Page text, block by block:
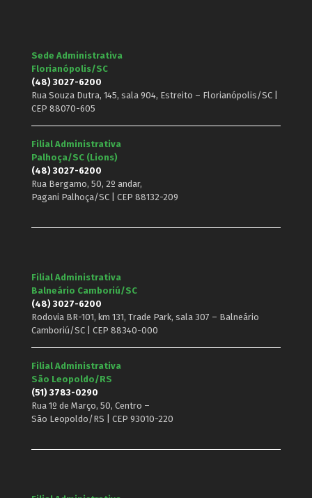
Sede Administrativa
Florianópolis/SC
(48) 3027-6200
Rua Souza Dutra, 145, sala 904, Estreito – Florianópolis/SC |
CEP 88070-605
Filial Administrativa
Palhoça/SC (Lions)
(48) 3027-6200
Rua Bergamo, 50, 2º andar,
Pagani Palhoça/SC | CEP 88132-209
Filial Administrativa
Balneário Camboriú/SC
(48) 3027-6200
Rodovia BR-101, km 131, Trade Park, sala 307 – Balneário
Camboriú/SC | CEP 88340-000
Filial Administrativa
São Leopoldo/RS
(51) 3783-0290
Rua 1º de Março, 50, Centro –
São Leopoldo/RS | CEP 93010-220